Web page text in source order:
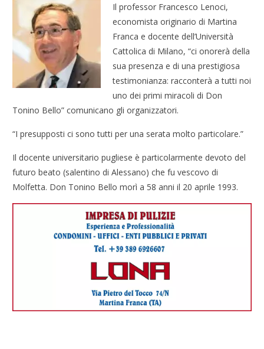
Il professor Francesco Lenoci,
economista originario di Martina
Franca e docente dell’Università
Cattolica di Milano, “ci onorerà della
sua presenza e di una prestigiosa
testimonianza: racconterà a tutti noi
uno dei primi miracoli di Don
Tonino Bello” comunicano gli organizzatori.
“I presupposti ci sono tutti per una serata molto particolare.”
Il docente universitario pugliese è particolarmente devoto del
futuro beato (salentino di Alessano) che fu vescovo di
Molfetta. Don Tonino Bello morì a 58 anni il 20 aprile 1993.